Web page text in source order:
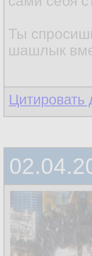
Ты
шашлык
Цитировать